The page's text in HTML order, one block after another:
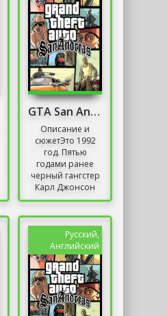
GTA San Andreas без Торрента
Описание и
сюжетЭто 1992
год. Пятью
годами ранее
черный гангстер
Карл Джонсон
оставил
Сантосе, Сан-
Андреас, чтобы
найти для...
Русский,
Английский